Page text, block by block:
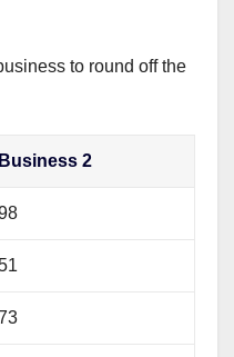
to round off the
Business 2